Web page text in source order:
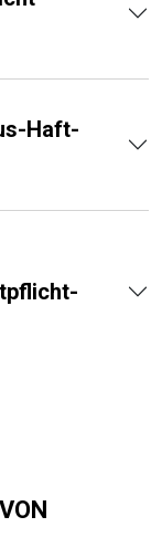
Haft­